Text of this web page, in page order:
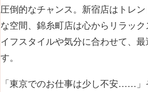
圧倒的なチャンス。新宿店はトレ
な空間、錦糸町店は心からリラッ
イフスタイルや気分に合わせて、
す。
「東京でのお仕事は少し不安……